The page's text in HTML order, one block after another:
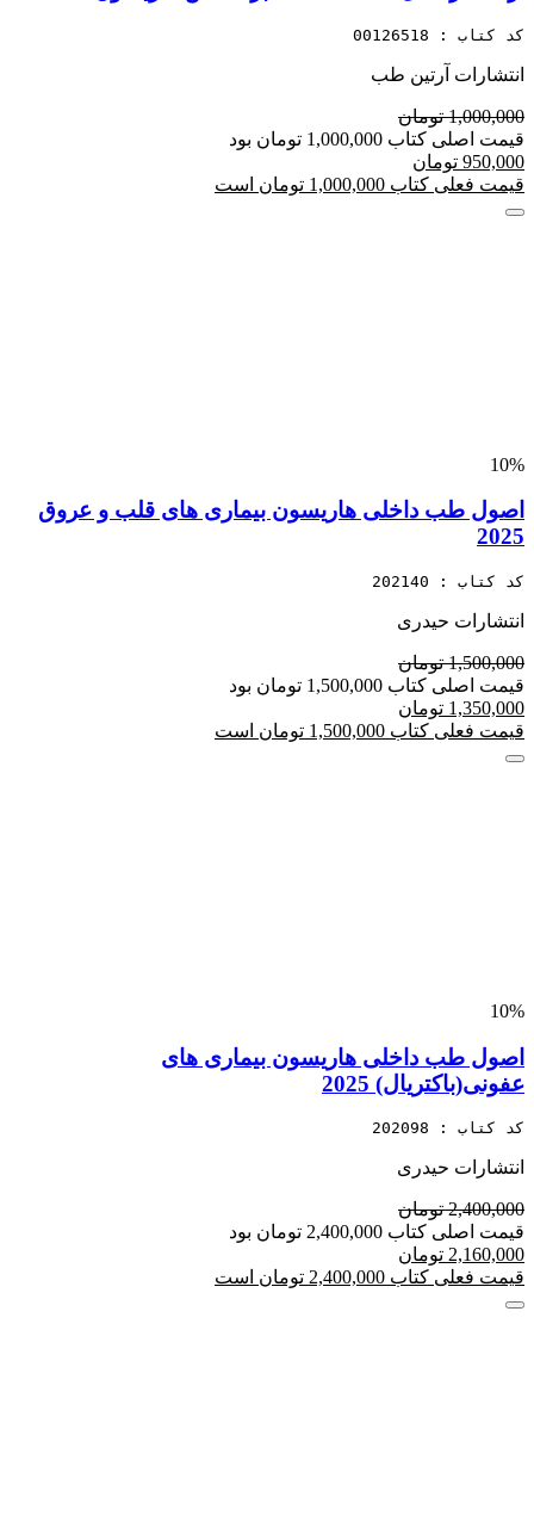
کد کتاب : 00126518
انتشارات آرتین طب
1,000,000 تومان
قیمت اصلی کتاب 1,000,000 تومان بود
950,000 تومان
قیمت فعلی کتاب 1,000,000 تومان است
10%
اصول طب داخلی هاریسون بیماری های قلب و عروق
2025
کد کتاب : 202140
انتشارات حیدری
1,500,000 تومان
قیمت اصلی کتاب 1,500,000 تومان بود
1,350,000 تومان
قیمت فعلی کتاب 1,500,000 تومان است
10%
اصول طب داخلی هاریسون بیماری های
عفونی(باکتریال) 2025
کد کتاب : 202098
انتشارات حیدری
2,400,000 تومان
قیمت اصلی کتاب 2,400,000 تومان بود
2,160,000 تومان
قیمت فعلی کتاب 2,400,000 تومان است